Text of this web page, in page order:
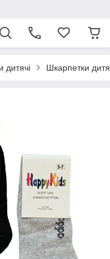
дитячі Шкарпетки